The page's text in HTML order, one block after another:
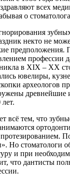
всех
о
некто не
предположения.
профессии
в ХIX – XX
ювелиры,
археологов
древнейшие
всё тем, что
Но стоматологи
и при
что дантисты